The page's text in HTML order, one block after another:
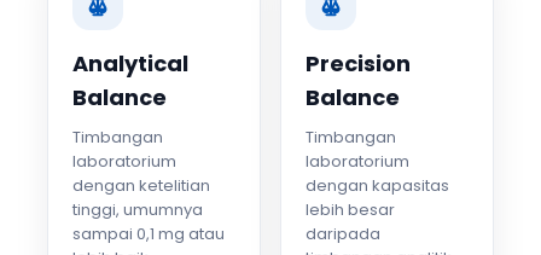
Analytical
Balance
Timbangan
laboratorium
dengan ketelitian
tinggi, umumnya
sampai 0,1 mg atau
Precision
Balance
Timbangan
laboratorium
dengan kapasitas
lebih besar
daripada